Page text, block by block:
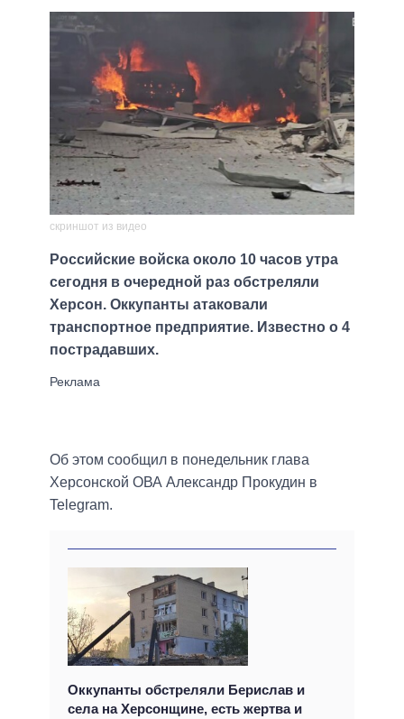
скриншот из видео
Российские войска около 10 часов утра
сегодня в очередной раз обстреляли
Херсон. Оккупанты атаковали
транспортное предприятие. Известно о 4
пострадавших.
Об этом сообщил в понедельник глава
Херсонской ОВА Александр Прокудин в
Telegram.
Оккупанты обстреляли Берислав и
села на Херсонщине, есть жертва и